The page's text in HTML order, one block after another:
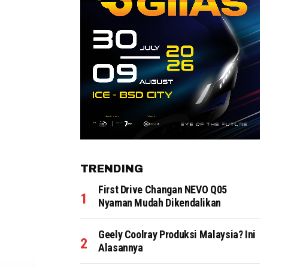
TRENDING
First Drive Changan NEVO Q05
Nyaman Mudah Dikendalikan
Geely Coolray Produksi Malaysia? Ini
Alasannya